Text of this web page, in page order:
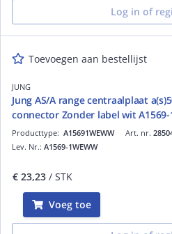
Log in of
Toevoegen aan bestellijst
JUNG
Jung AS/A range centraalplaat
connector Zonder label wit A1569-
Art. nr.
Producttype: A15691WEWW
Lev. Nr.: A1569-1WEWW
€ 23,23 / STK
Voeg toe